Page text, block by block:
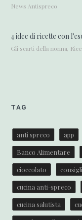
News Antispreco
4 idee di ricette con
Gli scarti della nonna,
TAG
anti spreco app
Banco Alimentare
cioccolato consigli
cucina anti-spreco
cucina salutista